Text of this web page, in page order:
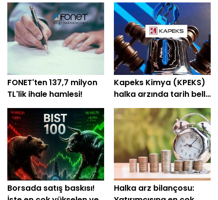
FONET'ten 137,7 milyon
TL'lik ihale hamlesi!
Kapeks Kimya (KPEKS)
halka arzında tarih belli
oldu! Geri sayım başladı
Borsada satış baskısı!
Halka arz bilançosu: